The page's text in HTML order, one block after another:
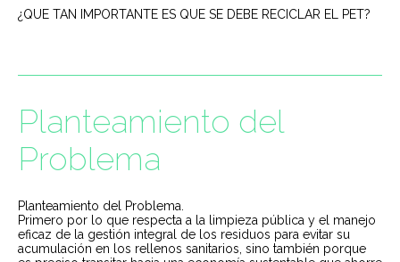
¿QUE TAN IMPORTANTE ES QUE SE DEBE RECICLAR EL PET?
Planteamiento del
Problema
Planteamiento del Problema.
Primero por lo que respecta a la limpieza pública y el manejo
eficaz de la gestión integral de los residuos para evitar su
acumulación en los rellenos sanitarios, sino también porque